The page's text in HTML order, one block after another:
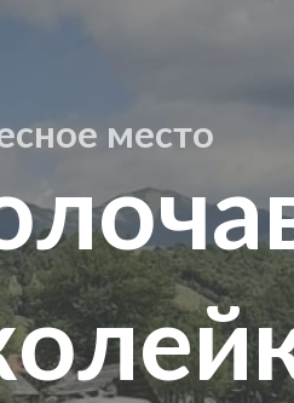
место